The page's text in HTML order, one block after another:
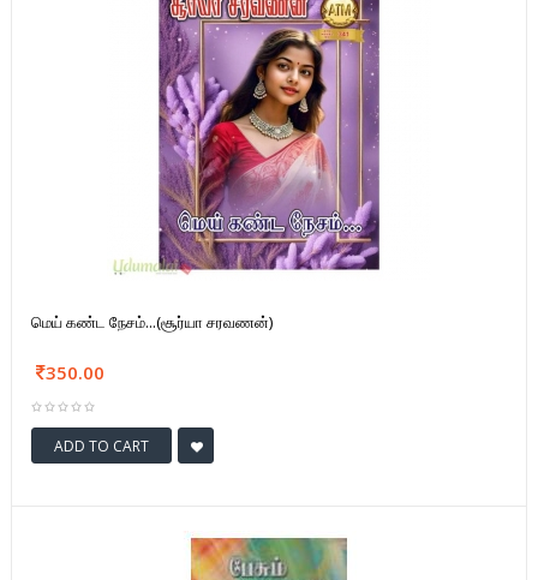
மெய் கண்ட நேசம்...(சூர்யா சரவணன்)
350.00
ADD TO CART